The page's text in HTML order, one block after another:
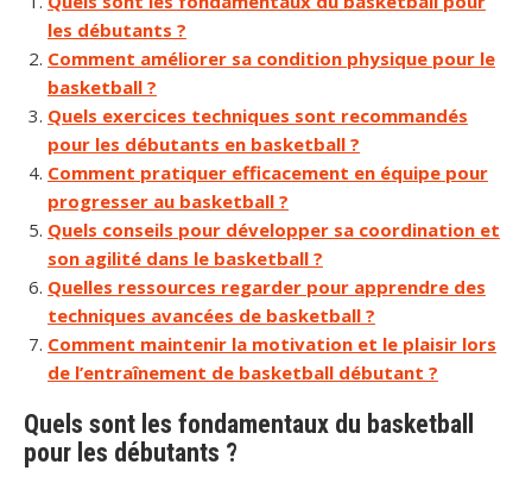
les débutants ?
Comment améliorer sa condition physique pour le
basketball ?
Quels exercices techniques sont recommandés
pour les débutants en basketball ?
Comment pratiquer efficacement en équipe pour
progresser au basketball ?
Quels conseils pour développer sa coordination et
son agilité dans le basketball ?
Quelles ressources regarder pour apprendre des
techniques avancées de basketball ?
Comment maintenir la motivation et le plaisir lors
de l’entraînement de basketball débutant ?
Quels sont les fondamentaux du basketball
pour les débutants ?